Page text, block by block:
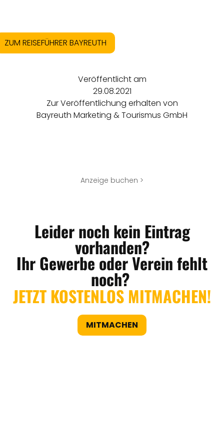
ZUM REISEFÜHRER BAYREUTH
Veröffentlicht am
29.08.2021
Zur Veröffentlichung erhalten von
Bayreuth Marketing & Tourismus GmbH
Anzeige buchen >
Leider noch kein Eintrag
vorhanden?
Ihr Gewerbe oder Verein fehlt
noch?
JETZT KOSTENLOS MITMACHEN!
MITMACHEN